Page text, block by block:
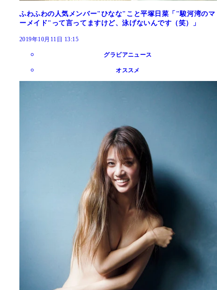
ふわふわの人気メンバー"ひなな"こと平塚日菜「"駿河湾のマ
ーメイド"って言ってますけど、泳げないんです（笑）」
2019年10月11日 13:15
グラビアニュース
オススメ